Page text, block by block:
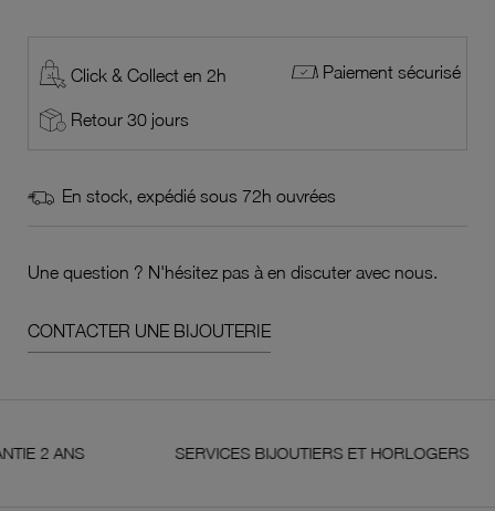
Click & Collect en 2h Paiement sécurisé
Retour 30 jours
En stock, expédié sous 72h ouvrées
Une question ? N'hésitez pas à en discuter avec nous.
CONTACTER UNE BIJOUTERIE
SERVICES BIJOUTIERS ET HORLOGERS